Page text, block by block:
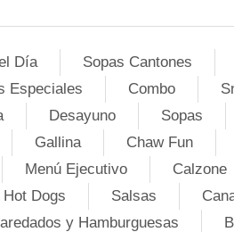
Día Sopas Cantones
Especiales Combo
Desayuno Sopas
Gallina Chaw Fun
Menú Ejecutivo Calzone
Hot Dogs Salsas
y Hamburguesas